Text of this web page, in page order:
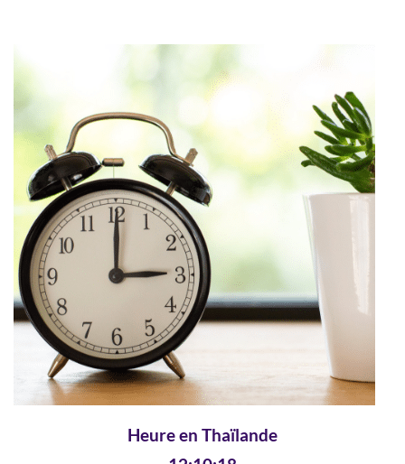
Heure en Thaïlande